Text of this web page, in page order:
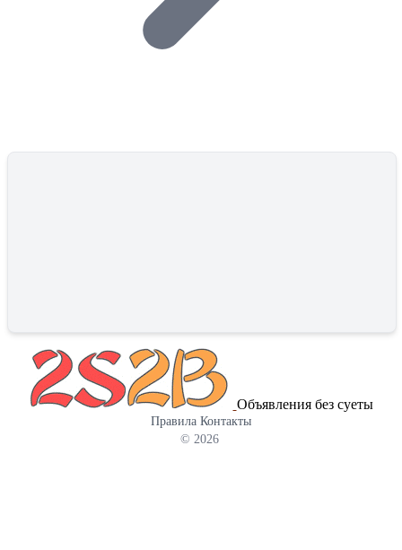
Объявления без суеты
Правила Контакты
© 2026